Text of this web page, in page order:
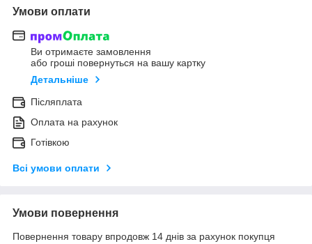
Умови оплати
Ви отримаєте замовлення
або гроші повернуться на вашу картку
Детальніше
Післяплата
Оплата на рахунок
Готівкою
Всі умови оплати
Умови повернення
Повернення товару впродовж 14 днів за рахунок покупця